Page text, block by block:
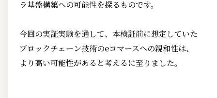
ラ基盤構築への可能性を探るものです。
今回の実証実験を通して、本検証前に想定していた
ブロックチェーン技術のeコマースへの親和性は、
より高い可能性があると考えるに至りました。